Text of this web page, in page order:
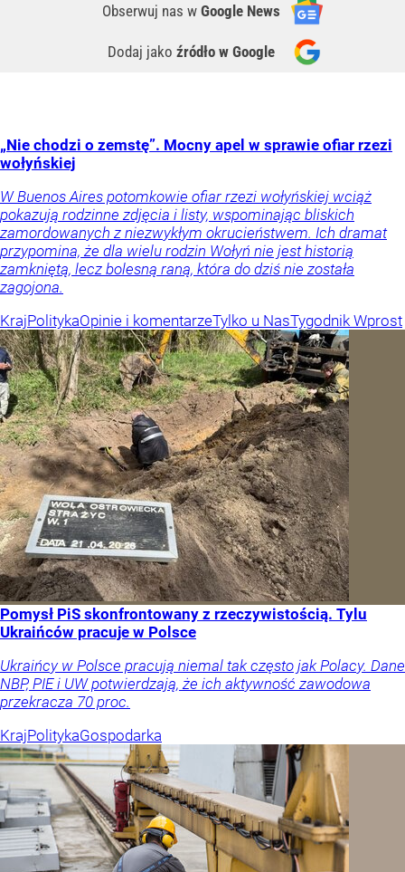
Obserwuj nas w Google News
Dodaj jako źródło w Google
„Nie chodzi o zemstę”. Mocny apel w sprawie ofiar rzezi
wołyńskiej
W Buenos Aires potomkowie ofiar rzezi wołyńskiej wciąż
pokazują rodzinne zdjęcia i listy, wspominając bliskich
zamordowanych z niezwykłym okrucieństwem. Ich dramat
przypomina, że dla wielu rodzin Wołyń nie jest historią
zamkniętą, lecz bolesną raną, która do dziś nie została
zagojona.
KrajPolitykaOpinie i komentarzeTylko u NasTygodnik Wprost
Pomysł PiS skonfrontowany z rzeczywistością. Tylu
Ukraińców pracuje w Polsce
Ukraińcy w Polsce pracują niemal tak często jak Polacy. Dane
NBP, PIE i UW potwierdzają, że ich aktywność zawodowa
przekracza 70 proc.
KrajPolitykaGospodarka